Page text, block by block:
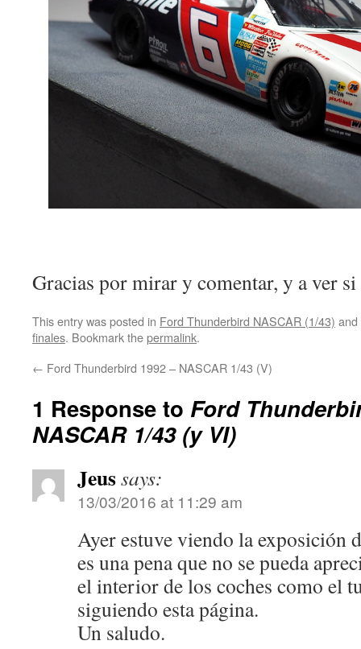
Gracias por mirar y comentar, y a ver
This entry was posted in Ford Thunderbird NASCAR (1/43)
finales. Bookmark thepermalink.
← Ford Thunderbird 1992 – NASCAR 1/43 (V)
1 Response to Ford
NASCAR 1/43 (y VI)
Jeussays:
13/03/2016 at 11:29 am
Ayer estuve viendo la exposición
es una pena que no se pueda
el interior de los coches como el
siguiendo esta página.
Un saludo.